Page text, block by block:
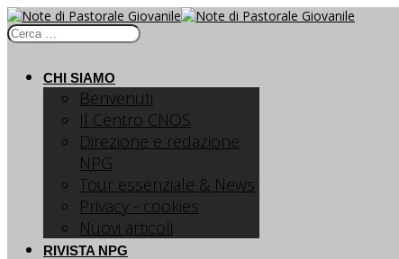
CHI SIAMO
Benvenuti
Il Centro CNOS
Direzione e redazione
NPG
Tour essenziale & News
Privacy - cookies
Nuovi articoli
RIVISTA NPG